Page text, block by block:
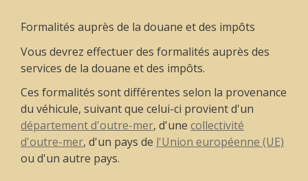
Formalités auprès de la douane et des impôts
Vous devrez effectuer des formalités auprès des
services de la douane et des impôts.
Ces formalités sont différentes selon la provenance
du véhicule, suivant que celui-ci provient d'un
département d'outre-mer, d'une collectivité
d'outre-mer, d'un pays de l'Union européenne (UE)
ou d'un autre pays.